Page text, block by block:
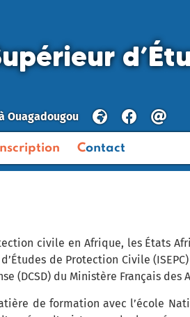
Ouagadougou
Inscription Contact
civile en Afrique, les États
de Protection Civile
(DCSD) du Ministère Français des
de formation avec l’école